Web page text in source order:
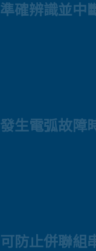
準確辨識並中
發生電弧故障
可防止併聯組